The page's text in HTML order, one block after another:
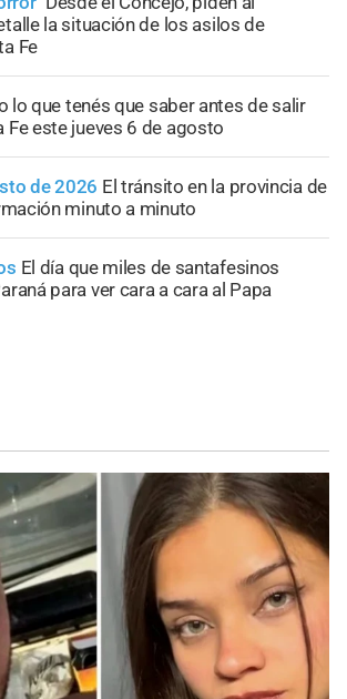
la situación de los asilos de
Fe
lo que tenés que saber antes de salir
Fe este jueves 6 de agosto
de 2026 El tránsito en la provincia de
minuto a minuto
El día que miles de santafesinos
para ver cara a cara al Papa